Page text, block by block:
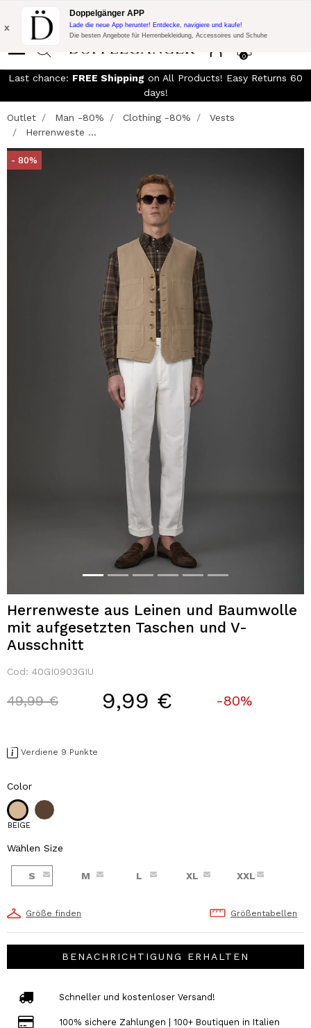
KOSTENLOSER VERSAND!
10% Extra-Rabatt auf 300€ Einkauf mit
Code: DOPPEL300
0
x
Doppelgänger APP
Lade die neue App herunter! Entdecke, navigiere und kaufe!
Die besten Angebote für Herrenbekleidung, Accessoires und Schuhe
Last chance: FREE Shipping on All Products! Easy Returns 60
days!
Outlet Man -80% Clothing -80%
Vests
Herrenweste ...
- 80%
Herrenweste aus Leinen und Baumwolle
mit aufgesetzten Taschen und V-
Ausschnitt
Cod: 40GI0903GIU
Price reduced from
49,99 €to 9,99 € -80%
Verdiene 9 Punkte
Color
BEIGE
Wählen Size
S M L XL XXL
Größe finden Größentabellen
BENACHRICHTIGUNG ERHALTEN
Schneller und kostenloser Versand!
100% sichere Zahlungen | 100+ Boutiquen in Italien